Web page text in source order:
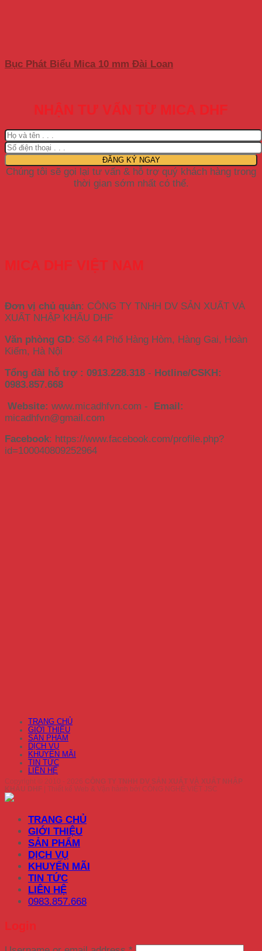
Bục Phát Biểu Mica 10 mm Đài Loan
NHẬN TƯ VẤN TỪ MICA DHF
Chúng tôi sẽ gọi lại tư vấn & hỗ trợ quý khách hàng trong
thời gian sớm nhất có thể.
MICA DHF VIỆT NAM
Đơn vị chủ quản: CÔNG TY TNHH DV SẢN XUẤT VÀ
XUẤT NHẬP KHẨU DHF
Văn phòng GD: Số 44 Phố Hàng Hòm, Hàng Gai, Hoàn
Kiếm, Hà Nội
Tổng đài hỗ trợ : 0913.228.318 - Hotline/CSKH:
0983.857.668
Website: www.micadhfvn.com -
Email:
micadhfvn@gmail.com
Facebook: https://www.facebook.com/profile.php?
id=100040809252964
TRANG CHỦ
GIỚI THIỆU
SẢN PHẨM
DỊCH VỤ
KHUYẾN MÃI
TIN TỨC
LIÊN HỆ
Copyright © 2010 - 2026 CÔNG TY TNHH DV SẢN XUẤT VÀ XUẤT NHẬP
KHẨU DHF | Thiết kế Web & Vận hành bởi CÔNG NGHỆ VIỆT JSC
TRANG CHỦ
GIỚI THIỆU
SẢN PHẨM
DỊCH VỤ
KHUYẾN MÃI
TIN TỨC
LIÊN HỆ
0983.857.668
Login